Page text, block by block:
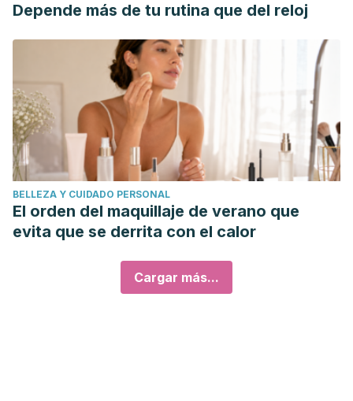
Depende más de tu rutina que del reloj
BELLEZA Y CUIDADO PERSONAL
El orden del maquillaje de verano que
evita que se derrita con el calor
Cargar más...